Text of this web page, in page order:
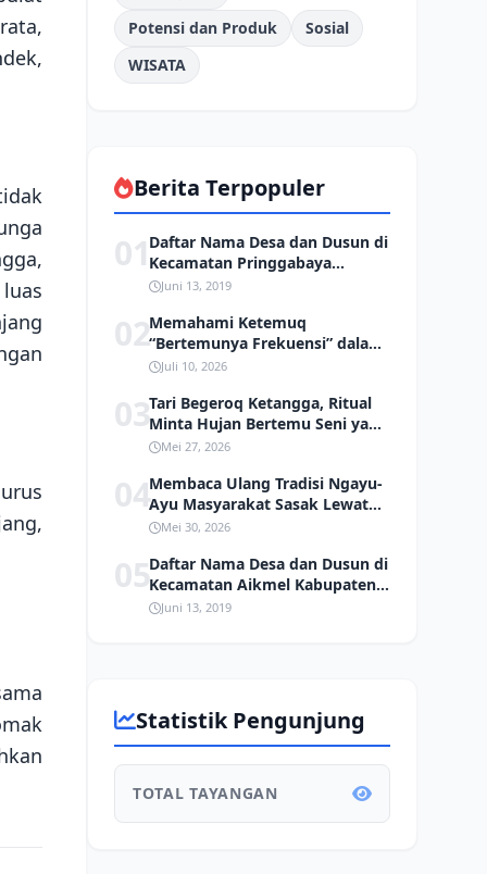
Potensi dan Produk
Sosial
WISATA
Berita Terpopuler
01Daftar Nama Desa dan Dusun di
Kecamatan Pringgabaya
Kabupaten Lombok Timur
Juni 13, 2019
02Memahami Ketemuq
“Bertemunya Frekuensi” dalam
Tradisi Sasak
Juli 10, 2026
03Tari Begeroq Ketangga, Ritual
Minta Hujan Bertemu Seni yang
Hampir Punah
Mei 27, 2026
04Membaca Ulang Tradisi Ngayu-
Ayu Masyarakat Sasak Lewat
Kacamata Ekologi
Mei 30, 2026
05Daftar Nama Desa dan Dusun di
Kecamatan Aikmel Kabupaten
Lombok Timur
Juni 13, 2019
Statistik Pengunjung
TOTAL TAYANGAN